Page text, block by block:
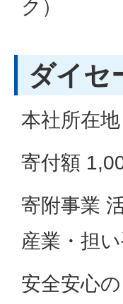
ク）
ダイセ
本社所在
寄付額
寄附事業
産業・担
安全安心